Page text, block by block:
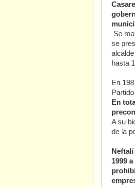
Se
se
hasta
En
En
A su
de la
1999